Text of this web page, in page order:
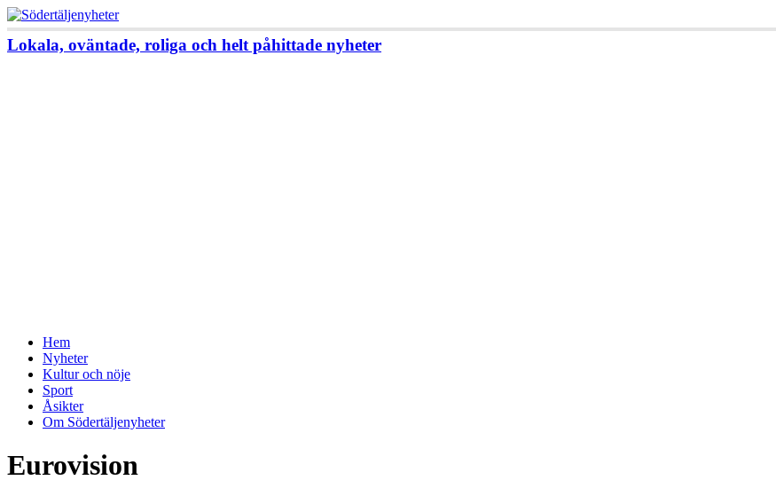
Lokala, oväntade, roliga och helt påhittade nyheter
Hem
Nyheter
Kultur och nöje
Sport
Åsikter
Om Södertäljenyheter
Eurovision